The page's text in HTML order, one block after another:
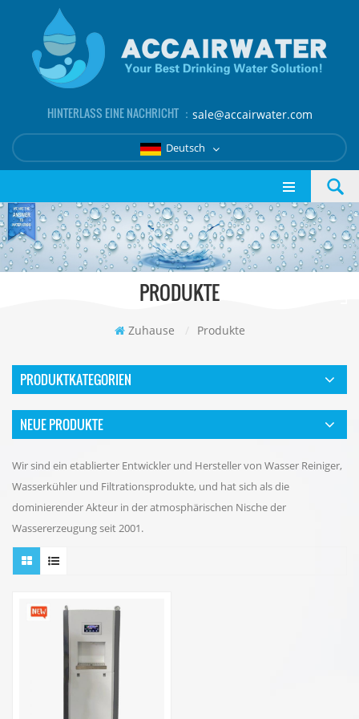
HINTERLASS EINE NACHRICHT ： sale@accairwater.com
Deutsch
PRODUKTE
Zuhause / Produkte
PRODUKTKATEGORIEN
NEUE PRODUKTE
Wir sind ein etablierter Entwickler und Hersteller von Wasser Reiniger,
Wasserkühler und Filtrationsprodukte, und hat sich als die
dominierender Akteur in der atmosphärischen Nische der
Wassererzeugung seit 2001.